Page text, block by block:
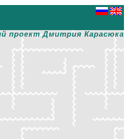
проект Дмитрия Карасюка